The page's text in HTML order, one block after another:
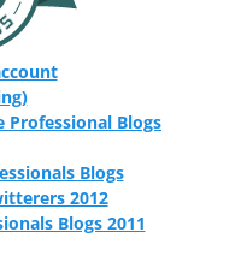
Professional Blogs
Blogs
2012
Blogs 2011